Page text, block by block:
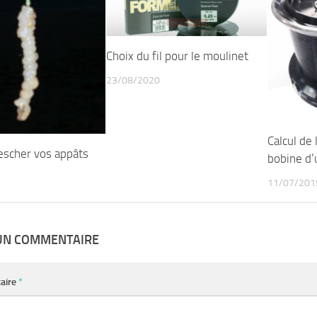
vos appâts
Choix du fil pour le moulinet
23/08/2020
Calcul de
bobine
11/07/
COMMENTAIRE
*